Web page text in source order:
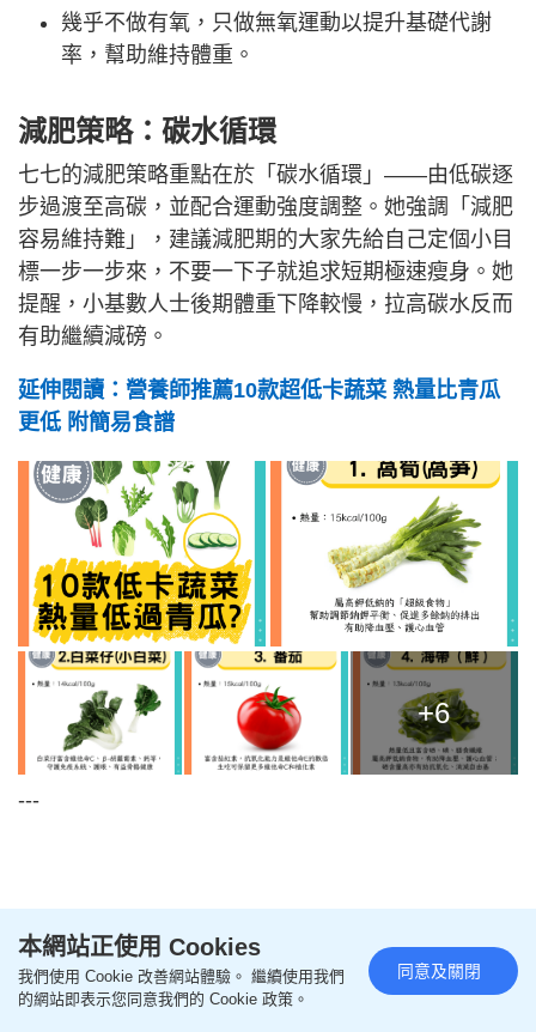
幾乎不做有氧，只做無氧運動以提升基礎代謝
率，幫助維持體重。
減肥策略：碳水循環
七七的減肥策略重點在於「碳水循環」——由低碳逐
步過渡至高碳，並配合運動強度調整。她強調「減肥
容易維持難」，建議減肥期的大家先給自己定個小目
標一步一步來，不要一下子就追求短期極速瘦身。她
提醒，小基數人士後期體重下降較慢，拉高碳水反而
有助繼續減磅。
延伸閱讀：營養師推薦10款超低卡蔬菜 熱量比青瓜
更低 附簡易食譜
+6
---
本網站正使用 Cookies
我們使用 Cookie 改善網站體驗。 繼續使用我們
的網站即表示您同意我們的 Cookie 政策。
同意及關閉